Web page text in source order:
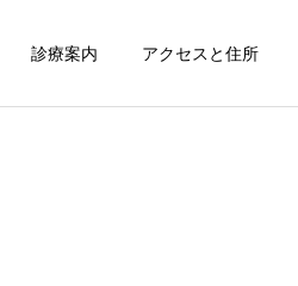
診療案内 アクセスと住所